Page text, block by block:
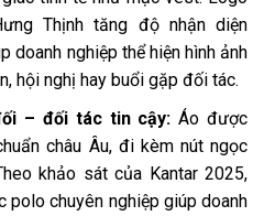
Thịnh tăng độ nhận diện
doanh nghiệp thể hiện hình ảnh
hội nghị hay buổi gặp đối tác.
– đối tác tin cậy: Áo được
châu Âu, đi kèm nút ngọc
khảo sát của Kantar 2025,
polo chuyên nghiệp giúp doanh